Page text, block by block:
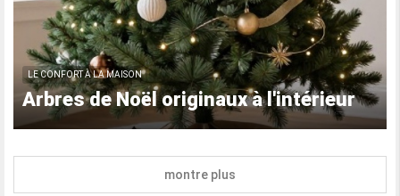
LE CONFORT À LA MAISON
Arbres de Noël originaux à l'intérieur
montre plus